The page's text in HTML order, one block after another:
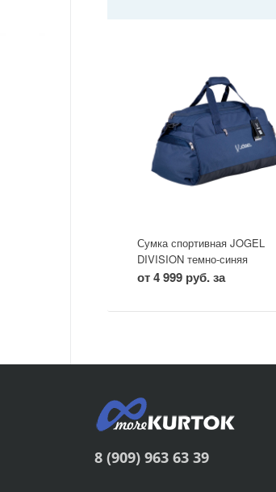
Сумка спортивная JOGEL
DIVISION темно-синяя
от 4 999 руб. за
8 (909) 963 63 39